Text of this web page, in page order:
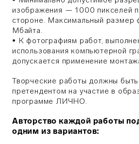
изображения — 1000 пикселей
стороне. Максимальный размер
Мбайта.
• К фотографиям работ,
использования компьютерной
допускается применение
Творческие работы должны
претендентом на участие в
программе ЛИЧНО.
Авторство каждой работы
одним из вариантов: